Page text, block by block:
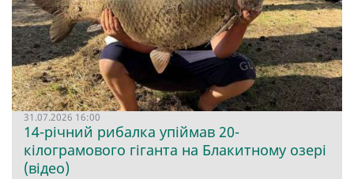
31.07.2026 16:00
14-річний рибалка упіймав 20-
кілограмового гіганта на Блакитному озері
(відео)